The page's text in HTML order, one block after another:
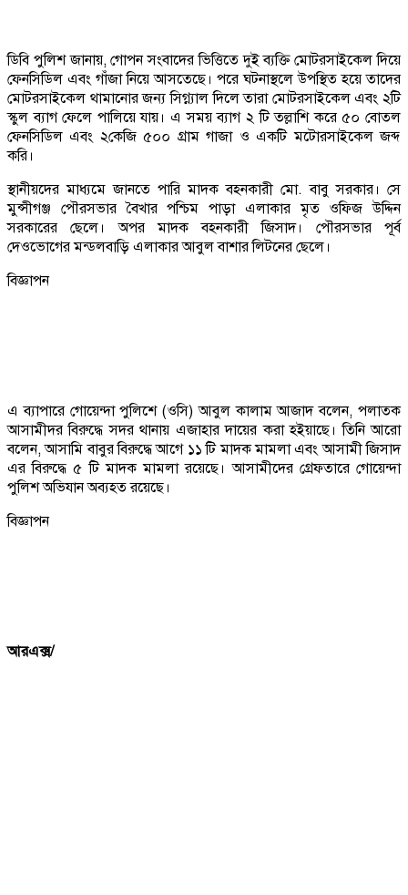
ডিবি পুলিশ জানায়, গোপন সংবাদের ভিত্তিতে দুই ব্যক্তি মোটরসাইকেল দিয়ে
ফেনসিডিল এবং গাঁজা নিয়ে আসতেছে। পরে ঘটনাস্থলে উপস্থিত হয়ে তাদের
মোটরসাইকেল থামানোর জন্য সিগ্ন্যাল দিলে তারা মোটরসাইকেল এবং ২টি
স্কুল ব্যাগ ফেলে পালিয়ে যায়। এ সময় ব্যাগ ২ টি তল্লাশি করে ৫০ বোতল
ফেনসিডিল এবং ২কেজি ৫০০ গ্রাম গাজা ও একটি মটোরসাইকেল জব্দ
করি।
স্থানীয়দের মাধ্যমে জানতে পারি মাদক বহনকারী মো. বাবু সরকার। সে
মুন্সীগঞ্জ পৌরসভার বৈখার পশ্চিম পাড়া এলাকার মৃত ওফিজ উদ্দিন
সরকারের ছেলে। অপর মাদক বহনকারী জিসাদ। পৌরসভার পূর্ব
দেওভোগের মন্ডলবাড়ি এলাকার আবুল বাশার লিটনের ছেলে।
বিজ্ঞাপন
এ ব্যাপারে গোয়েন্দা পুলিশে (ওসি) আবুল কালাম আজাদ বলেন, পলাতক
আসামীদর বিরুদ্ধে সদর থানায় এজাহার দায়ের করা হইয়াছে। তিনি আরো
বলেন, আসামি বাবুর বিরুদ্ধে আগে ১১ টি মাদক মামলা এবং আসামী জিসাদ
এর বিরুদ্ধে ৫ টি মাদক মামলা রয়েছে। আসামীদের গ্রেফতারে গোয়েন্দা
পুলিশ অভিযান অব্যহত রয়েছে।
বিজ্ঞাপন
আরএক্স/